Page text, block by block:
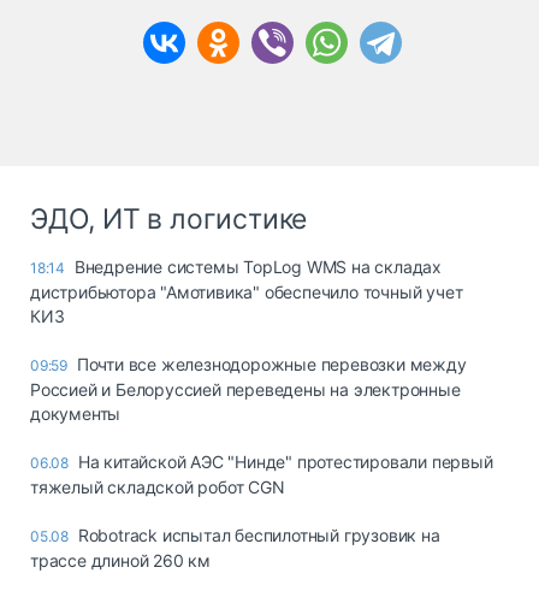
ЭДО, ИТ в логистике
18:14
Внедрение системы TopLog WMS на складах
дистрибьютора "Амотивика" обеспечило точный учет
КИЗ
09:59 Почти все железнодорожные перевозки между
Россией и Белоруссией переведены на электронные
документы
06.08 На китайской АЭС "Нинде" протестировали первый
тяжелый складской робот CGN
05.08 Robotrack испытал беспилотный грузовик на
трассе длиной 260 км